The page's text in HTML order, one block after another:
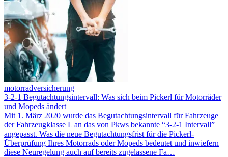
motorradversicherung
3-2-1 Begutachtungsintervall: Was sich beim Pickerl für Motorräder
und Mopeds ändert
Mit 1. März 2020 wurde das Begutachtungsintervall für Fahrzeuge
der Fahrzeugklasse L an das von Pkws bekannte “3-2-1 Intervall”
angepasst. Was die neue Begutachtungsfrist für die Pickerl-
Überprüfung Ihres Motorrads oder Mopeds bedeutet und inwiefern
diese Neuregelung auch auf bereits zugelassene Fa…